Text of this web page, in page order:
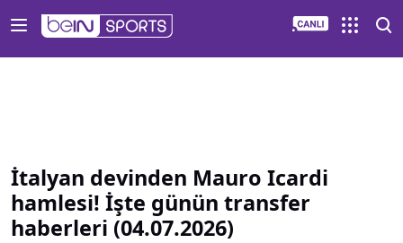
İtalyan devinden Mauro Icardi
hamlesi! İşte günün transfer
haberleri (04.07.2026)
İtalyan devinden Mauro Icardi hamlesi İşte günün transfer